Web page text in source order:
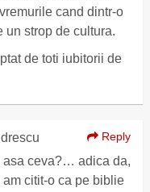
cand dintr-o
un strop de cultura.
de toti iubitorii de
Reply
asa ceva?… adica da,
citit-o ca pe biblie